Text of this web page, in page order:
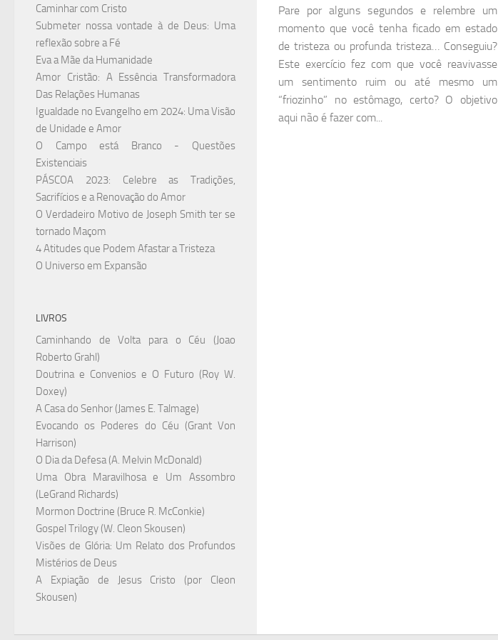
Pare por alguns segundos e relembre um
momento que você tenha ficado em estado
de tristeza ou profunda tristeza… Conseguiu?
Este exercício fez com que você reavivasse
um sentimento ruim ou até mesmo um
“friozinho” no estômago, certo? O objetivo
aqui não é fazer com...
Caminhar com Cristo
Submeter nossa vontade à de Deus: Uma
reflexão sobre a Fé
Eva a Mãe da Humanidade
Amor Cristão: A Essência Transformadora
Das Relações Humanas
Igualdade no Evangelho em 2024: Uma Visão
de Unidade e Amor
O Campo está Branco - Questões
Existenciais
PÁSCOA 2023: Celebre as Tradições,
Sacrifícios e a Renovação do Amor
O Verdadeiro Motivo de Joseph Smith ter se
tornado Maçom
4 Atitudes que Podem Afastar a Tristeza
O Universo em Expansão
LIVROS
Caminhando de Volta para o Céu (Joao
Roberto Grahl)
Doutrina e Convenios e O Futuro (Roy W.
Doxey)
A Casa do Senhor (James E. Talmage)
Evocando os Poderes do Céu (Grant Von
Harrison)
O Dia da Defesa (A. Melvin McDonald)
Uma Obra Maravilhosa e Um Assombro
(LeGrand Richards)
Mormon Doctrine (Bruce R. McConkie)
Gospel Trilogy (W. Cleon Skousen)
Visões de Glória: Um Relato dos Profundos
Mistérios de Deus
A Expiação de Jesus Cristo (por Cleon
Skousen)